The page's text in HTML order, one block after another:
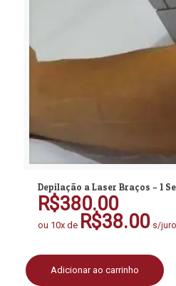
Depilação a Laser Braços – 1
R$380.00
ou 10x de R$38.00 s/
Adicionar ao carrinho